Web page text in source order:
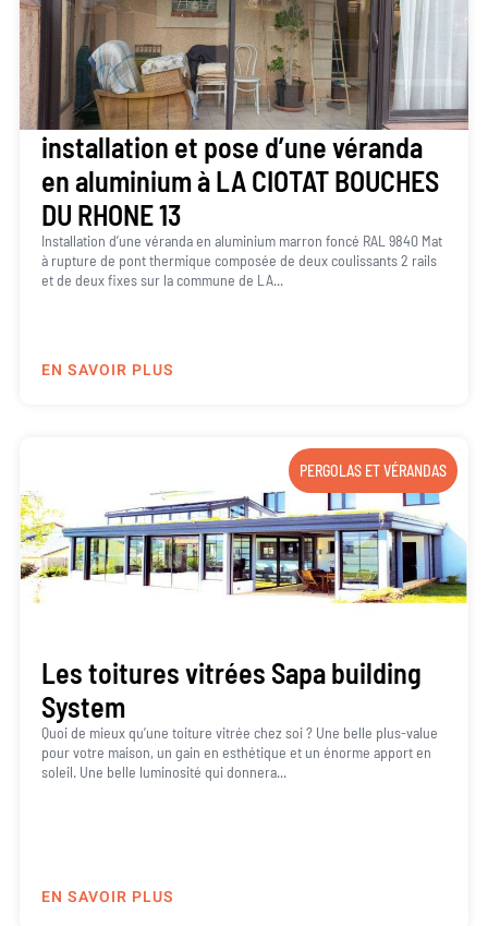
installation et pose d’une véranda
en aluminium à LA CIOTAT BOUCHES
DU RHONE 13
Installation d’une véranda en aluminium marron foncé RAL 9840 Mat
à rupture de pont thermique composée de deux coulissants 2 rails
et de deux fixes sur la commune de LA...
EN SAVOIR PLUS
PERGOLAS ET VÉRANDAS
Les toitures vitrées Sapa building
System
Quoi de mieux qu’une toiture vitrée chez soi ? Une belle plus-value
pour votre maison, un gain en esthétique et un énorme apport en
soleil. Une belle luminosité qui donnera...
EN SAVOIR PLUS